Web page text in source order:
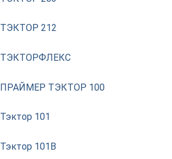
ТЭКТОР 212
ТЭКТОРФЛЕКС
ПРАЙМЕР ТЭКТОР 100
Тэктор 101
Тэктор 101В